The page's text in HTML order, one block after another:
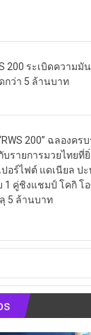
200 ระเบิดความมั
ว่า 5 ล้านบาท
200” ฉลองคร
บรายการมวยไทยที่
ปอร์ไฟต์ แดเนียล ป
1 คู่ชิงแชมป์ โคกิ โ
5 ล้านบาท